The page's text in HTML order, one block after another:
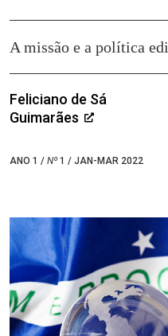
A missão e a política
Feliciano de Sá
Guimarães
ANO 1 / Nº 1 / JAN-MAR 2022